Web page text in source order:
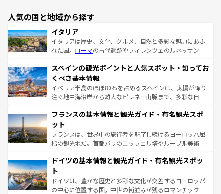
人気の国と地域から探す
イタリア
イタリアは歴史、文化、グルメ、自然と多彩な魅力にあふ
れた国。 ローマの古代遺跡やフィレンツェのルネッサンス
ろん、トスカーナの美しい田園風景やアマルフィ海岸の絶
景など、自然景観も見逃せない。観光の合間には、本場の
ピザやパスタなど、絶品のイタリア料理を堪能することも
できる。朝目覚めてから夜眠るまで、すべての瞬間を楽し
なお、新着のイタリア情報はコンテンツ一覧を参照してほ
しい。
スペインの観光ポイントと人気スポット・知ってお
くべき基本情報
イベリア半島のほぼ80％を占めるスペインは、太陽が降り
注ぐ地中海沿岸から雄大なピレネー山脈まで、多彩な自然
文化が根付くこの国では、情熱的なフラメンコ、熱気あふ
れる闘牛、そして美味しいタパスが生活の一部となってい
る。首都マドリードの洗練された雰囲気や、バルセロナの
アートに溢れた街角から、地方では古代ローマ遺跡や中世
せる。地方によって風土や気候が異なるスペインはその個
ンテンツ一覧 を参照してほしい。
フランスの基本情報と観光ガイド・有名観光スポ
ット
フランスは、世界中の旅行者を魅了し続けるヨーロッパ屈
指の観光地だ。首都パリのエッフェル塔やルーブル美術館
で、幅広い魅力が詰まっている。華麗な宮殿、歴史的な大
聖堂、美しいビーチ、そして豊かな自然が、訪れる者を心
から魅了する。また、フランスは美食の国としても知ら
れ、フランス料理はユネスコ無形文化遺産にも登録されて
ドイツの基本情報と観光ガイド・有名観光スポッ
ト
ドイツは、豊かな歴史と多彩な文化が交差するヨーロッパ
の中心に位置する国。中世の街並みが残るロマンチック街